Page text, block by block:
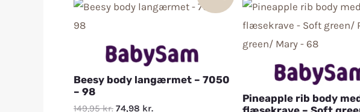
Beesy body langærmet – 7050
– 98
149,95kr. 74,98 kr.
Pineapple rib body